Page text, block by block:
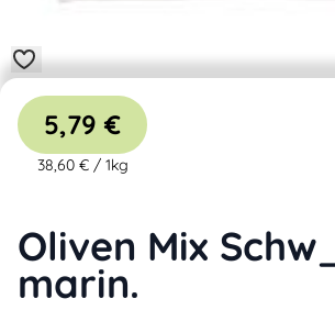
Oliven Mix
marin.
5,79 €
38,60 €/ 1kg